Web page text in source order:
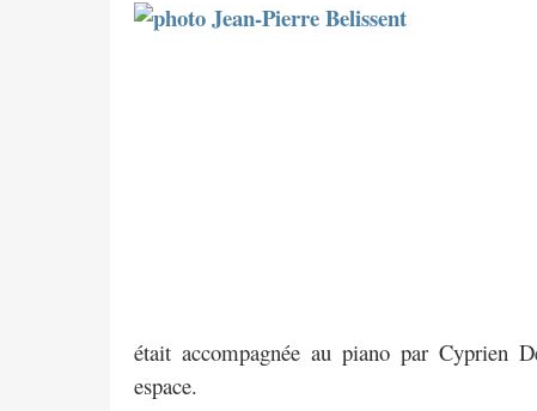
était accompagnée au piano par Cyprien
espace.